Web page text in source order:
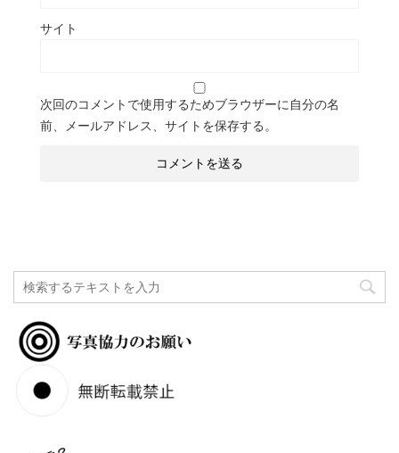
サイト
次回のコメントで使用するためブラウザーに自分の名
前、メールアドレス、サイトを保存する。